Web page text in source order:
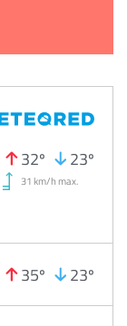
32º 23º
31 km/h max.
35º 23º